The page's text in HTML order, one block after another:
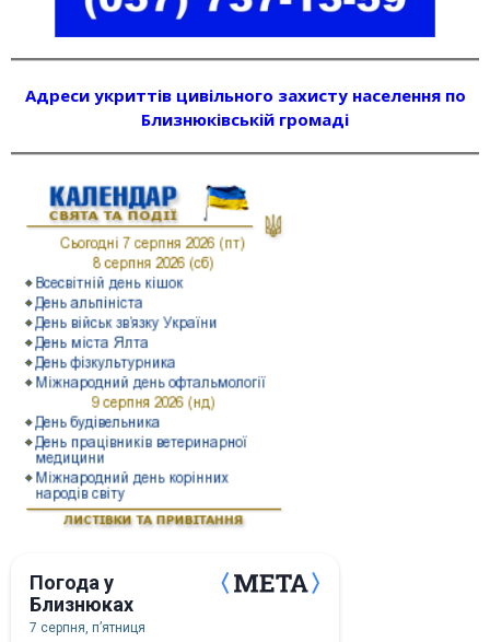
Адреси укриттів цивільного захисту населення по
Близнюківській громаді
Погода у
Близнюках
7 серпня, пʼятниця